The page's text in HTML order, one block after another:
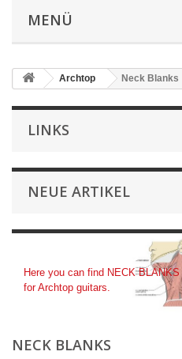
MENÜ
Archtop Neck Blanks
LINKS
NEUE ARTIKEL
Neck Blanks
Here you can find NECK BLANKS
for Archtop guitars.
NECK BLANKS